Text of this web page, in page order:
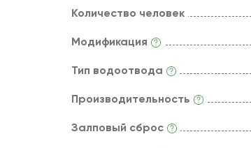
Количество человек
Модификация
Тип водоотвода
Производительность
Залповый сброс